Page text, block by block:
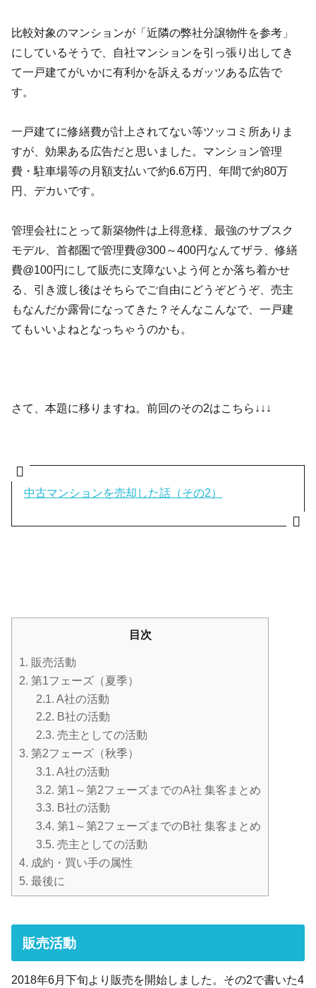
比較対象のマンションが「近隣の弊社分譲物件を参考」
にしているそうで、自社マンションを引っ張り出してき
て一戸建てがいかに有利かを訴えるガッツある広告で
す。
一戸建てに修繕費が計上されてない等ツッコミ所ありま
すが、効果ある広告だと思いました。マンション管理
費・駐車場等の月額支払いで約6.6万円、年間で約80万
円、デカいです。
管理会社にとって新築物件は上得意様、最強のサブスク
モデル、首都圏で管理費@300～400円なんてザラ、修繕
費@100円にして販売に支障ないよう何とか落ち着かせ
る、引き渡し後はそちらでご自由にどうぞどうぞ、売主
もなんだか露骨になってきた？そんなこんなで、一戸建
てもいいよねとなっちゃうのかも。
さて、本題に移りますね。前回のその2はこちら↓↓↓
中古マンションを売却した話（その2）
目次
1. 販売活動
2. 第1フェーズ（夏季）
2.1. A社の活動
2.2. B社の活動
2.3. 売主としての活動
3. 第2フェーズ（秋季）
3.1. A社の活動
3.2. 第1～第2フェーズまでのA社 集客まとめ
3.3. B社の活動
3.4. 第1～第2フェーズまでのB社 集客まとめ
3.5. 売主としての活動
4. 成約・買い手の属性
5. 最後に
販売活動
2018年6月下旬より販売を開始しました。その2で書いた4